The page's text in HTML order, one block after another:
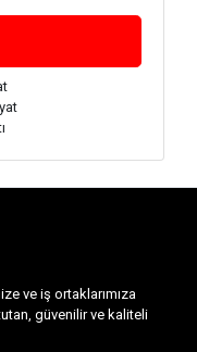
ve iş ortaklarımıza
güvenilir ve kaliteli